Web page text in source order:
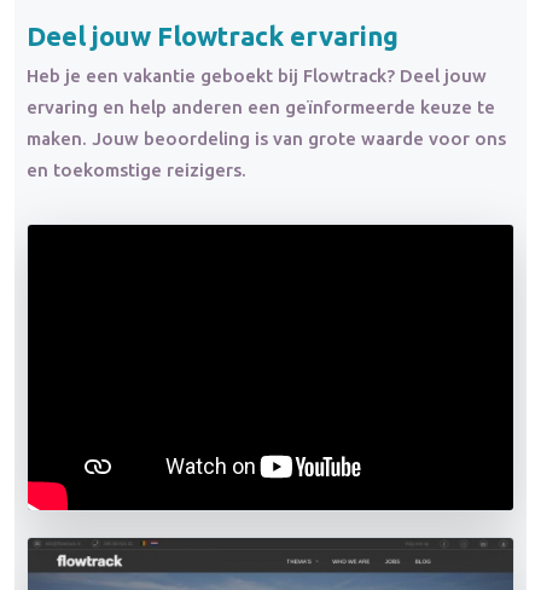
Deel jouw Flowtrack ervaring
Heb je een vakantie geboekt bij Flowtrack? Deel jouw
ervaring en help anderen een geïnformeerde keuze te
maken. Jouw beoordeling is van grote waarde voor ons
en toekomstige reizigers.